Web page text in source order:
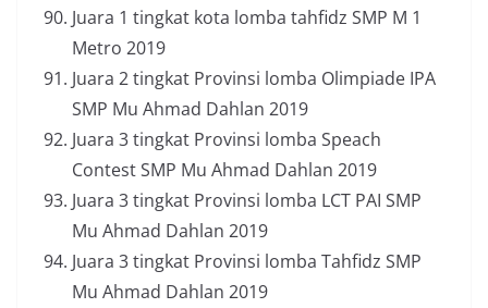
Juara 1 tingkat kota lomba tahfidz SMP M 1
Metro 2019
Juara 2 tingkat Provinsi lomba Olimpiade IPA
SMP Mu Ahmad Dahlan 2019
Juara 3 tingkat Provinsi lomba Speach
Contest SMP Mu Ahmad Dahlan 2019
Juara 3 tingkat Provinsi lomba LCT PAI SMP
Mu Ahmad Dahlan 2019
Juara 3 tingkat Provinsi lomba Tahfidz SMP
Mu Ahmad Dahlan 2019